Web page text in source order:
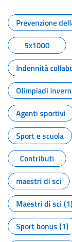
Tutti i
Prevenzione
5x1000
Indennità
Olimpiadi
Agenti sportivi
Sport e scuola
Contributi
maestri di sci
Maestri di sci (1)
Sport bonus (1)